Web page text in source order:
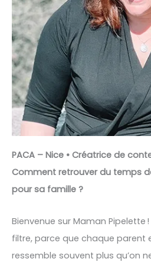
PACA – Nice • Créatrice de
Comment retrouver du temps
pour sa famille ?
Bienvenue sur Maman Pipelette
filtre, parce que chaque parent
ressemble souvent plus qu’on